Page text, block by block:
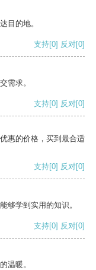
目的地。
支持[0] 反对[0]
需求。
支持[0] 反对[0]
惠的价格，买到最合适
支持[0] 反对[0]
够学到实用的知识。
支持[0] 反对[0]
温暖。